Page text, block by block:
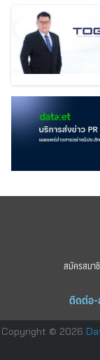
สมัครสมา
ติดต่อ-
Copyright © 2026